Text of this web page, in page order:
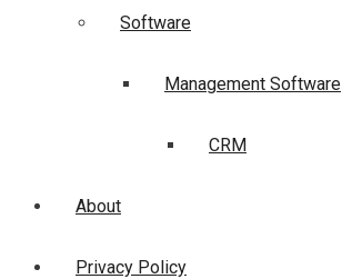
Software
Management Software
CRM
About
Privacy Policy